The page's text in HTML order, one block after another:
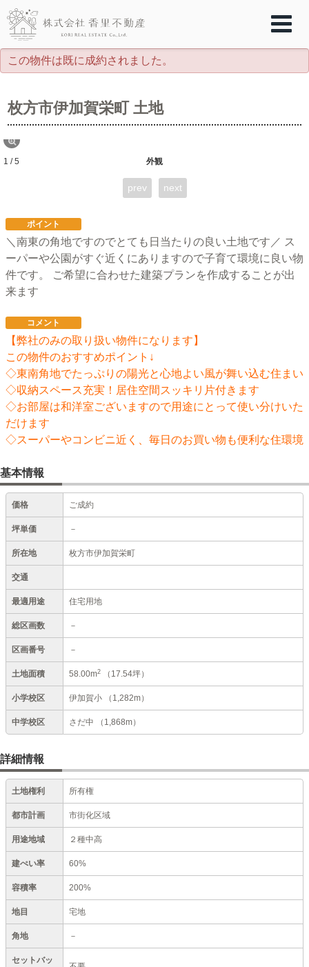
この物件は既に成約されました。
枚方市伊加賀栄町 土地
外観
1 / 5
prev next
ポイント
＼南東の角地ですのでとても日当たりの良い土地です／ ス
ーパーや公園がすぐ近くにありますので子育て環境に良い物
件です。 ご希望に合わせた建築プランを作成することが出
来ます
コメント
【弊社のみの取り扱い物件になります】
この物件のおすすめポイント↓
◇東南角地でたっぷりの陽光と心地よい風が舞い込む住まい
◇収納スペース充実！居住空間スッキリ片付きます
◇お部屋は和洋室ございますので用途にとって使い分けいた
だけます
◇スーパーやコンビニ近く、毎日のお買い物も便利な住環境
基本情報
価格 ご成約
坪単価 －
所在地 枚方市伊加賀栄町
交通
最適用途 住宅用地
総区画数 －
区画番号 －
土地面積 58.00m2 （17.54坪）
小学校区 伊加賀小 （1,282m）
中学校区 さだ中 （1,868m）
詳細情報
土地権利 所有権
都市計画 市街化区域
用途地域 ２種中高
建ぺい率 60%
容積率 200%
地目 宅地
角地 －
セットバッ